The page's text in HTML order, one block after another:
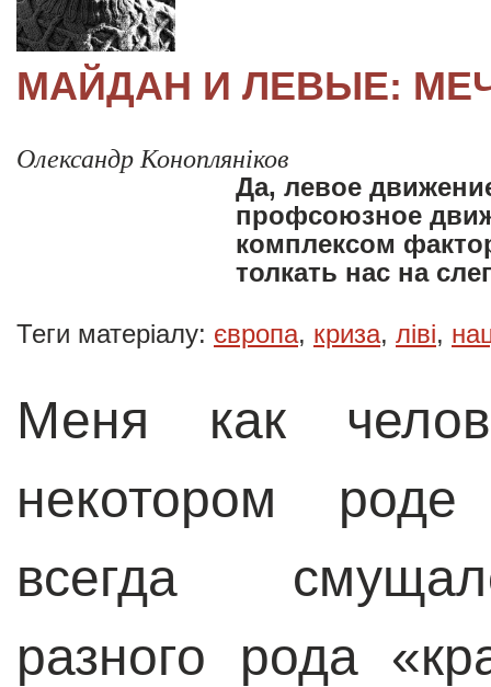
МАЙДАН И ЛЕВЫЕ:
Олександр Конопляніков
Да, левое
профсоюзное
комплексом
толкать нас на
Теги матеріалу: європа, криза, ліві,
Меня как
некотором
всегда
разного рода